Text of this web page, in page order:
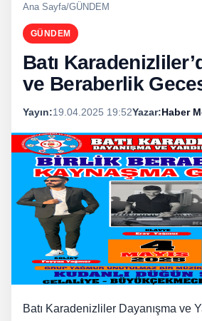
Ana Sayfa/GÜNDEM
GÜNDEM
Batı
ve Beraberlik
Yayın:19.04.2025 19:52Yazar:Haber
Batı Karadenizliler Dayanışma ve